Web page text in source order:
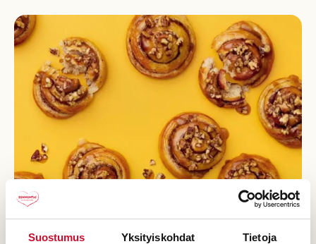
Suostumus Yksityiskohdat Tietoja
Tahmapullat